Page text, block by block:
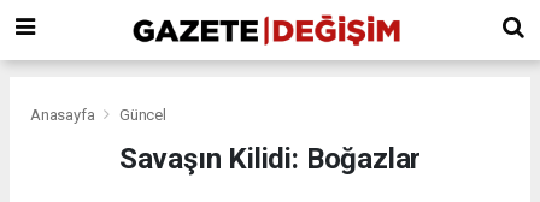
Anasayfa Güncel
Savaşın Kilidi: Boğazlar